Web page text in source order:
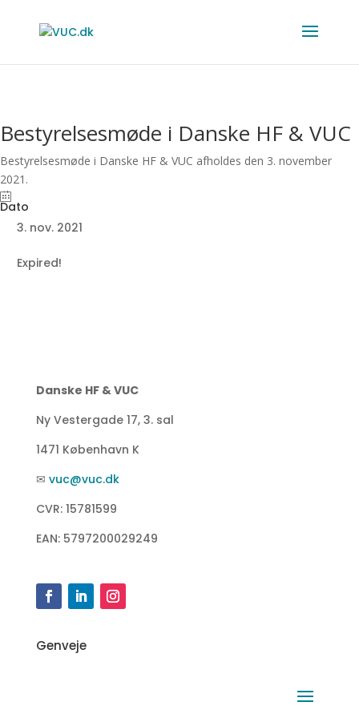
Bestyrelsesmøde i Danske HF & VUC
Bestyrelsesmøde i Danske HF & VUC afholdes den 3. november
2021.
3. nov. 2021
Expired!
Danske HF & VUC
Ny Vestergade 17, 3. sal
1471 København K
✉ vuc@vuc.dk
CVR: 15781599
EAN: 5797200029249
Genveje